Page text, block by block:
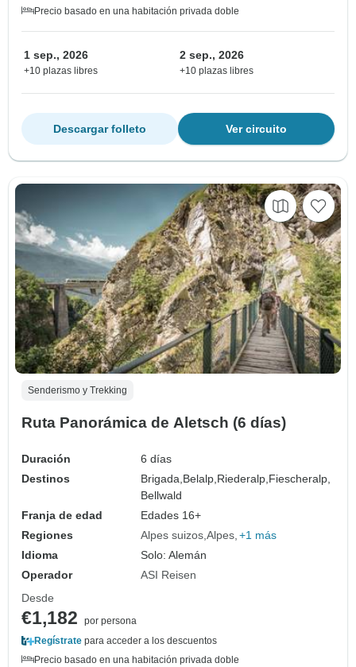
Precio basado en una habitación privada doble
1 sep., 2026
+10 plazas libres
2 sep., 2026
+10 plazas libres
Ver circuito
Descargar folleto
Senderismo y Trekking
Ruta Panorámica de Aletsch (6 días)
Duración
6 días
Destinos
Brigada,Belalp,Riederalp,Fiescheralp,
Bellwald
Franja de edad
Edades 16+
Regiones
Alpes suizos Alpes +1 más
Idioma
Solo: Alemán
Operador
ASI Reisen
Desde
€1,182
por persona
Regístrate para acceder a los descuentos
Precio basado en una habitación privada doble